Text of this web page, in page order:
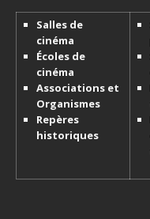
Salles de
cinéma
Écoles de
cinéma
Associations et
Organismes
Repères
historiques